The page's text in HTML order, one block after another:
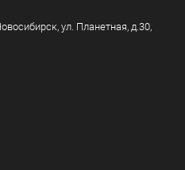
ул. Планетная, д.30,